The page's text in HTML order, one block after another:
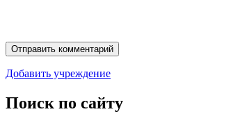
Добавить учреждение
Поиск по сайту